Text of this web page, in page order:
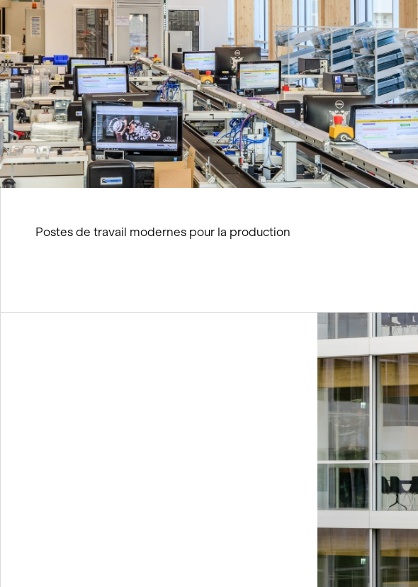
Postes de travail modernes pour la production